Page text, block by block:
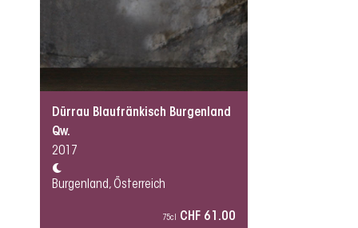
Dürrau Blaufränkisch Burgenland
Qw.
2017
Burgenland, Österreich
75cl CHF 61.00